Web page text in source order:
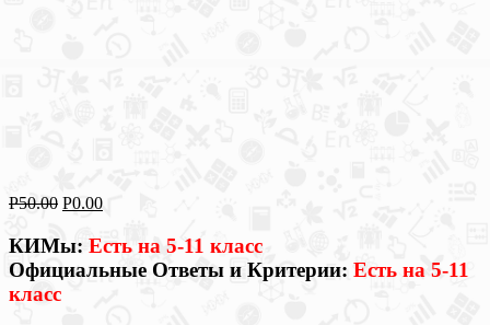
Р50.00 Р0.00
КИМы: Есть на 5-11 класс
Официальные Ответы и Критерии: Есть на 5-11
класс